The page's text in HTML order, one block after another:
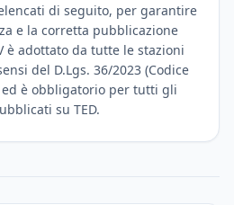
di seguito, per garantire
e la corretta pubblicazione
è adottato da tutte le stazioni
del D.Lgs. 36/2023 (Codice
è obbligatorio per tutti gli
su TED.